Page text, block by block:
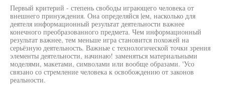
Первый критерий - степень свободы играющего человека от
внешнего принуждения. Она определяйся |ем, насколько для
деятеля информационный результат деятельности важнее
конечного преобразованного предмета. Чем информационный
результат важнее, тем меньше игра становится похожей на
серьёзную деятельность. Важные с технологической точки зрения
элементы деятельности, начинаю! заменяться материальными
моделями, макетами, символами или вообще образами. 'Усо
связано со стремление человека к освобождению от законов
реальности.